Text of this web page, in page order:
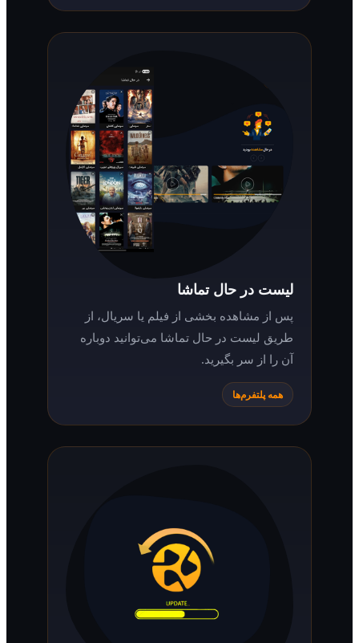
لیست در حال تماشا
پس از مشاهده بخشی از فیلم یا سریال، از
طریق لیست در حال تماشا می‌توانید دوباره
آن را از سر بگیرید.
همه پلتفرم‌ها